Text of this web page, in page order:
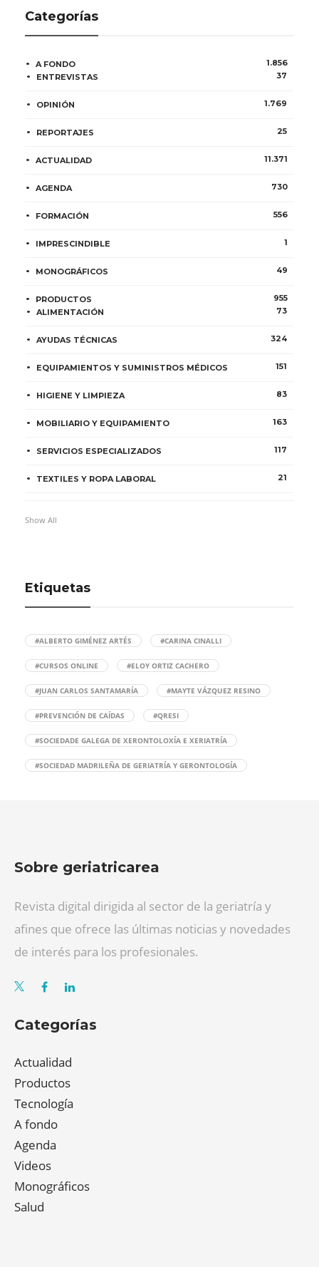
Categorías
A FONDO
1.856
ENTREVISTAS
37
OPINIÓN 1.769
REPORTAJES 25
ACTUALIDAD 11.371
AGENDA 730
FORMACIÓN 556
IMPRESCINDIBLE 1
MONOGRÁFICOS 49
PRODUCTOS
955
ALIMENTACIÓN
73
AYUDAS TÉCNICAS 324
EQUIPAMIENTOS Y SUMINISTROS MÉDICOS 151
HIGIENE Y LIMPIEZA 83
MOBILIARIO Y EQUIPAMIENTO 163
SERVICIOS ESPECIALIZADOS 117
TEXTILES Y ROPA LABORAL 21
Show All
Etiquetas
#ALBERTO GIMÉNEZ ARTÉS #CARINA CINALLI
#CURSOS ONLINE #ELOY ORTIZ CACHERO
#JUAN CARLOS SANTAMARÍA #MAYTE VÁZQUEZ RESINO
#PREVENCIÓN DE CAÍDAS #QRESI
#SOCIEDADE GALEGA DE XERONTOLOXÍA E XERIATRÍA
#SOCIEDAD MADRILEÑA DE GERIATRÍA Y GERONTOLOGÍA
Sobre geriatricarea
Revista digital dirigida al sector de la geriatría y
afines que ofrece las últimas noticias y novedades
de interés para los profesionales.
Categorías
Actualidad
Productos
Tecnología
A fondo
Agenda
Videos
Monográficos
Salud